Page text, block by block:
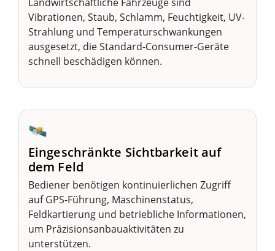
Vibrationen, Staub, Schlamm, Feuchtigkeit, UV-
Strahlung und Temperaturschwankungen
ausgesetzt, die Standard-Consumer-Geräte
schnell beschädigen können.
🛰️
Eingeschränkte Sichtbarkeit auf
dem Feld
Bediener benötigen kontinuierlichen Zugriff
auf GPS-Führung, Maschinenstatus,
Feldkartierung und betriebliche Informationen,
um Präzisionsanbauaktivitäten zu
unterstützen.